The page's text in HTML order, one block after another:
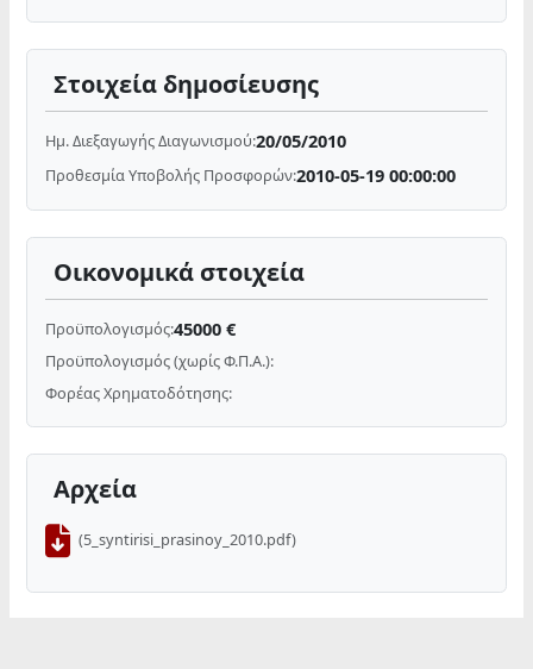
Στοιχεία δημοσίευσης
Ημ. Διεξαγωγής Διαγωνισμού:20/05/2010
Προθεσμία Υποβολής Προσφορών:2010-05-19 00:00:00
Οικονομικά στοιχεία
Προϋπολογισμός:45000 €
Προϋπολογισμός (χωρίς Φ.Π.Α.):
Φορέας Χρηματοδότησης:
Αρχεία
(5_syntirisi_prasinoy_2010.pdf)